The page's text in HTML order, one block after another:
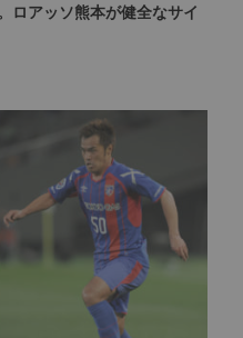
ロアッソ熊本が健全なサイ